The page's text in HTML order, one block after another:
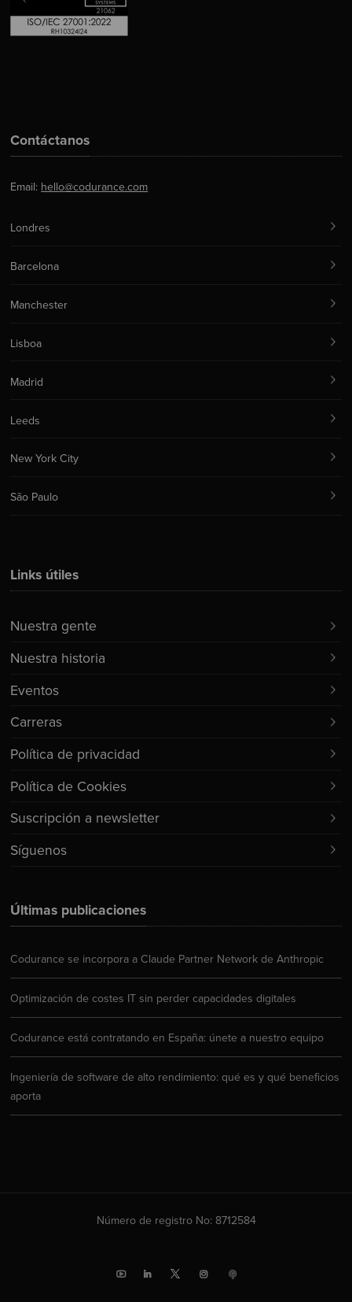
Últimas publicaciones
Codurance se incorpora a Claude Partner Network de Anthropic
Optimización de costes IT sin perder capacidades digitales
Codurance está contratando en España: únete a nuestro equipo
Ingeniería de software de alto rendimiento: qué es y qué beneficios
aporta
Links útiles
Nuestra gente
Nuestra historia
Eventos
Carreras
Política de privacidad
Política de Cookies
Suscripción a newsletter
Síguenos
Contáctanos
Email: hello@codurance.com
Londres
Barcelona
Manchester
Lisboa
Madrid
Leeds
New York City
São Paulo
Número de registro No: 8712584